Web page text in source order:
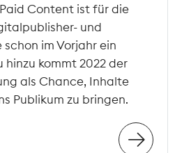
Content ist für die
und
im Vorjahr ein
hinzu kommt 2022 der
als Chance, Inhalte
Publikum zu bringen.